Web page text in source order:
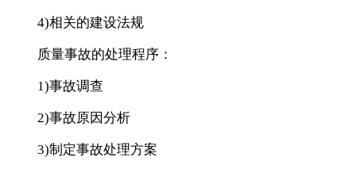
4)相关的建设法规
质量事故的处理程序：
1)事故调查
2)事故原因分析
3)制定事故处理方案